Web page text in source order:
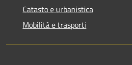
Catasto e urbanistica
Mobilità e trasporti